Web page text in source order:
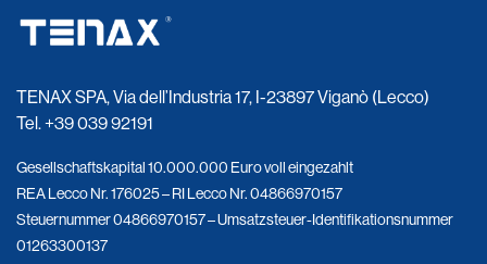
TENAX SPA, Via dell’Industria 17, I-23897 Viganò (Lecco)
Tel.+39 039 92191
Gesellschaftskapital 10.000.000 Euro voll eingezahlt
REA Lecco Nr. 176025 – RI Lecco Nr. 04866970157
Steuernummer 04866970157 – Umsatzsteuer-Identifikationsnummer
01263300137